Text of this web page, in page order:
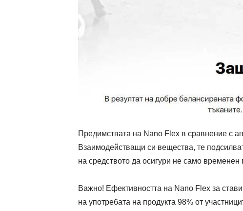
Предимствата на Nano Flex в сравнение с
Взаимодействащи си вещества, те
на средството да осигури не само
Важно! Ефективността на Nano Flex за
на употребата на продукта 98% от